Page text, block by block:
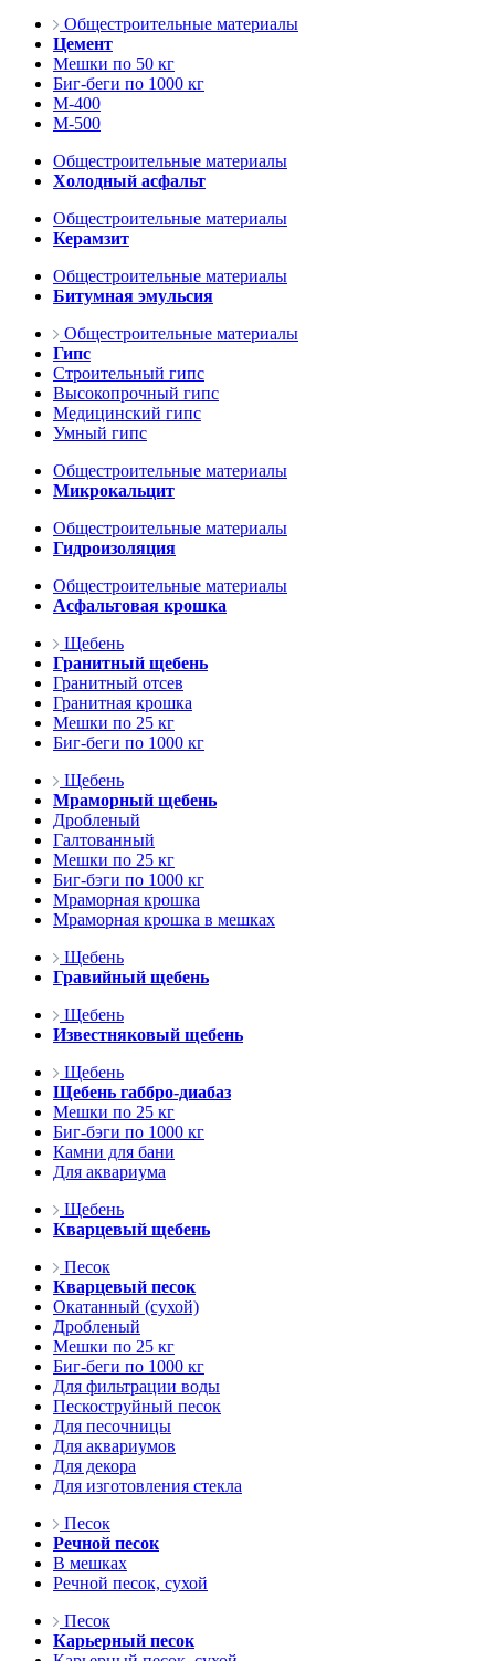
Общестроительные материалы
Цемент
Мешки по 50 кг
Биг-беги по 1000 кг
М-400
М-500
Общестроительные материалы
Холодный асфальт
Общестроительные материалы
Керамзит
Общестроительные материалы
Битумная эмульсия
Общестроительные материалы
Гипс
Строительный гипс
Высокопрочный гипс
Медицинский гипс
Умный гипс
Общестроительные материалы
Микрокальцит
Общестроительные материалы
Гидроизоляция
Общестроительные материалы
Асфальтовая крошка
Щебень
Гранитный щебень
Гранитный отсев
Гранитная крошка
Мешки по 25 кг
Биг-беги по 1000 кг
Щебень
Мраморный щебень
Дробленый
Галтованный
Мешки по 25 кг
Биг-бэги по 1000 кг
Мраморная крошка
Мраморная крошка в мешках
Щебень
Гравийный щебень
Щебень
Известняковый щебень
Щебень
Щебень габбро-диабаз
Мешки по 25 кг
Биг-бэги по 1000 кг
Камни для бани
Для аквариума
Щебень
Кварцевый щебень
Песок
Кварцевый песок
Окатанный (сухой)
Дробленый
Мешки по 25 кг
Биг-беги по 1000 кг
Для фильтрации воды
Пескоструйный песок
Для песочницы
Для аквариумов
Для декора
Для изготовления стекла
Песок
Речной песок
В мешках
Речной песок, сухой
Песок
Карьерный песок